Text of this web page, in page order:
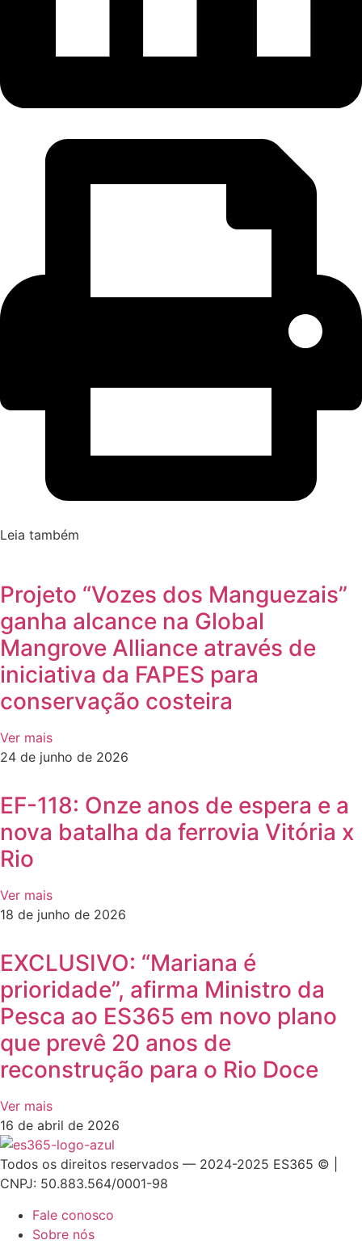
Leia também
Projeto “Vozes dos Manguezais”
ganha alcance na Global
Mangrove Alliance através de
iniciativa da FAPES para
conservação costeira
Ver mais
24 de junho de 2026
EF-118: Onze anos de espera e a
nova batalha da ferrovia Vitória x
Rio
Ver mais
18 de junho de 2026
EXCLUSIVO: “Mariana é
prioridade”, afirma Ministro da
Pesca ao ES365 em novo plano
que prevê 20 anos de
reconstrução para o Rio Doce
Ver mais
16 de abril de 2026
Todos os direitos reservados — 2024-2025 ES365 © |
CNPJ: 50.883.564/0001-98
Fale conosco
Sobre nós